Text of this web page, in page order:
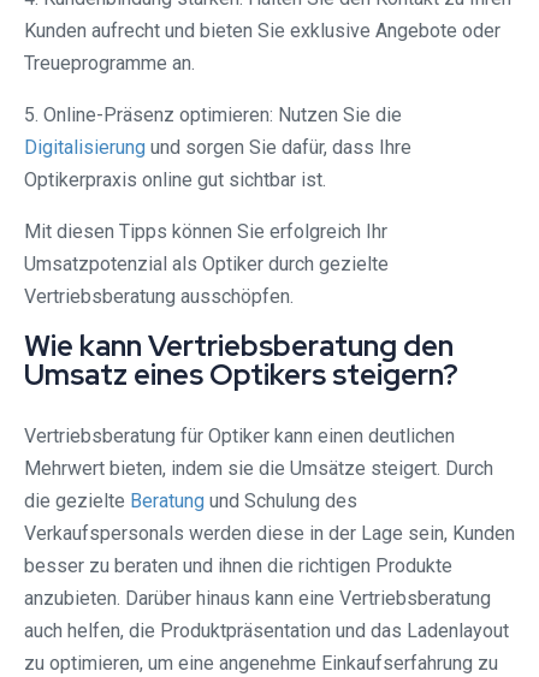
Kunden aufrecht und bieten Sie exklusive Angebote oder
Treueprogramme an.
5. Online-Präsenz optimieren: Nutzen Sie die
Digitalisierung und sorgen Sie dafür, dass Ihre
Optikerpraxis online gut sichtbar ist.
Mit diesen Tipps können Sie erfolgreich Ihr
Umsatzpotenzial als Optiker durch gezielte
Vertriebsberatung ausschöpfen.
Wie kann Vertriebsberatung den
Umsatz eines Optikers steigern?
Vertriebsberatung für Optiker kann einen deutlichen
Mehrwert bieten, indem sie die Umsätze steigert. Durch
die gezielte Beratung und Schulung des
Verkaufspersonals werden diese in der Lage sein, Kunden
besser zu beraten und ihnen die richtigen Produkte
anzubieten. Darüber hinaus kann eine Vertriebsberatung
auch helfen, die Produktpräsentation und das Ladenlayout
zu optimieren, um eine angenehme Einkaufserfahrung zu